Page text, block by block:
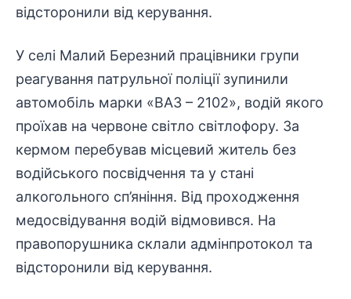
відсторонили від керування.
У селі Малий Березний працівники групи
реагування патрульної поліції зупинили
автомобіль марки «ВАЗ – 2102», водій якого
проїхав на червоне світло світлофору. За
кермом перебував місцевий житель без
водійського посвідчення та у стані
алкогольного сп’яніння. Від проходження
медосвідування водій відмовився. На
правопорушника склали адмінпротокол та
відсторонили від керування.